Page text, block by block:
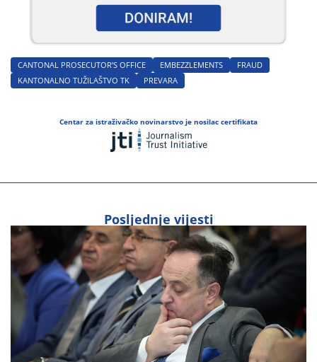
CANTONAL PROSECUTOR’S OFFICE EMBEZZLEMENTS
FRAUD
KANTONALNO TUŽILAŠTVO TK
PREVARA
Centar za istraživačko novinarstvo je nosilac certifikata
Posljednje vijesti